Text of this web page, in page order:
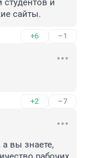
и
сайты.
+6 –1
+2 –7
вы знаете,